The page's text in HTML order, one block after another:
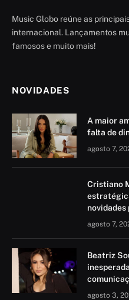
Music Globo reúne as
internacional. Lançamentos
famosos e muito mais!
NOVIDADES
A maior
falta de
agosto 7,
Cristiano
novidades
agosto 7,
Beatriz
agosto 3,